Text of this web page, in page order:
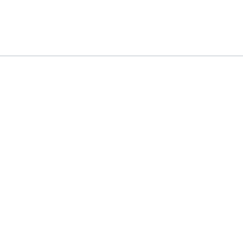
22人座小型巴士